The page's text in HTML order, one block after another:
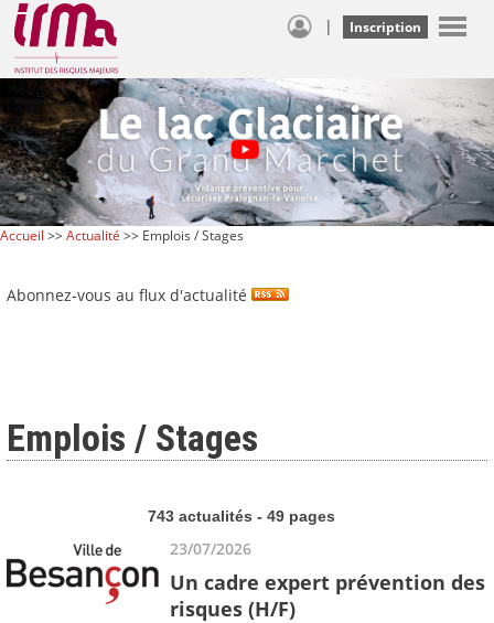
| Inscription
Accueil >>Actualité >> Emplois / Stages
Abonnez-vous au flux d'actualité
Emplois / Stages
743 actualités - 49 pages
23/07/2026
Un cadre expert prévention des
risques (H/F)